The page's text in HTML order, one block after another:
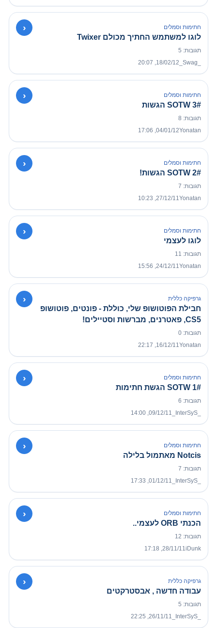
› חתימות וסמלים
לוגו למשתמש החתיך מכולם Twixer
תגובות: 5
18/02/12, 20:07
› חתימות וסמלים
SOTW 3# הגשות
תגובות: 8
Yonatan
04/01/12, 17:06
› חתימות וסמלים
SOTW 2# הגשות!
תגובות: 7
Yonatan
27/12/11, 10:23
› חתימות וסמלים
לוגו לעצמי
תגובות: 11
Yonatan
24/12/11, 15:56
› גרפיקה כללית
חבילת הפוטושופ שלי, כוללת - פונטים, פוטושופ
CS5, פאטרנים, מברשות וסטיילים!
תגובות: 0
Yonatan
16/12/11, 22:17
› חתימות וסמלים
SOTW 1# הגשת חתימות
תגובות: 6
09/12/11, 14:00
› חתימות וסמלים
Notcis מאתמול בלילה
תגובות: 7
01/12/11, 17:33
› חתימות וסמלים
הכנתי ORB לעצמי..
תגובות: 12
iDunk
28/11/11, 17:18
› גרפיקה כללית
עבודה חדשה , אבסטרקטים
תגובות: 5
26/11/11, 22:25